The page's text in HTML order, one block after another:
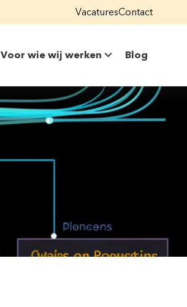
VacaturesContact
Voor wie wij werken Blog